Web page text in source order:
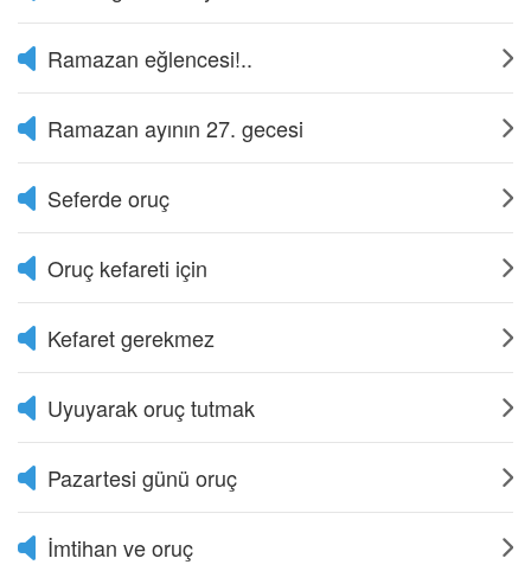
Ramazan eğlencesi!..
Ramazan ayının 27. gecesi
Seferde oruç
Oruç kefareti için
Kefaret gerekmez
Uyuyarak oruç tutmak
Pazartesi günü oruç
İmtihan ve oruç